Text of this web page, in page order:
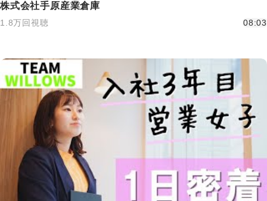
株式会社手原産業倉庫
1.8万回視聴 08:03